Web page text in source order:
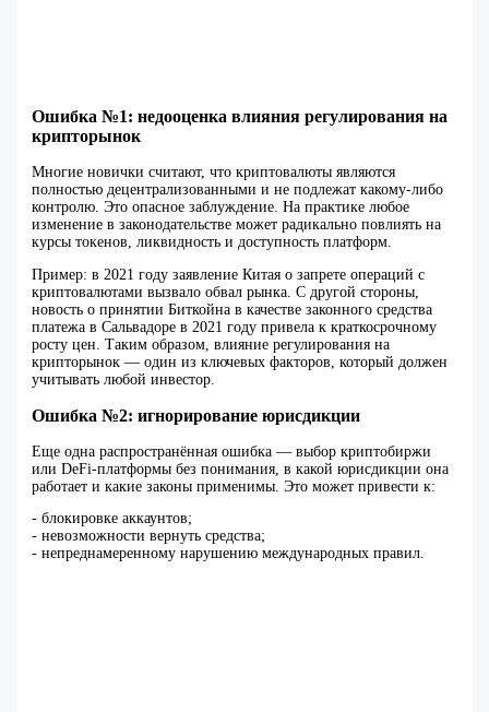
Ошибка №1: недооценка влияния регулирования на
крипторынок
Многие новички считают, что криптовалюты являются
полностью децентрализованными и не подлежат какому-либо
контролю. Это опасное заблуждение. На практике любое
изменение в законодательстве может радикально повлиять на
курсы токенов, ликвидность и доступность платформ.
Пример: в 2021 году заявление Китая о запрете операций с
криптовалютами вызвало обвал рынка. С другой стороны,
новость о принятии Биткойна в качестве законного средства
платежа в Сальвадоре в 2021 году привела к краткосрочному
росту цен. Таким образом, влияние регулирования на
крипторынок — один из ключевых факторов, который должен
учитывать любой инвестор.
Ошибка №2: игнорирование юрисдикции
Еще одна распространённая ошибка — выбор криптобиржи
или DeFi-платформы без понимания, в какой юрисдикции она
работает и какие законы применимы. Это может привести к:
- блокировке аккаунтов;
- невозможности вернуть средства;
- непреднамеренному нарушению международных правил.